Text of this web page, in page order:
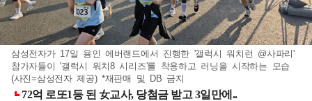
삼성전자가 17일 용인 에버랜드에서 진행한 '갤럭시 워치런 @사파리'
참가자들이 '갤럭시 워치8 시리즈'를 착용하고 러닝을 시작하는 모습
(사진=삼성전자 제공) *재판매 및 DB 금지